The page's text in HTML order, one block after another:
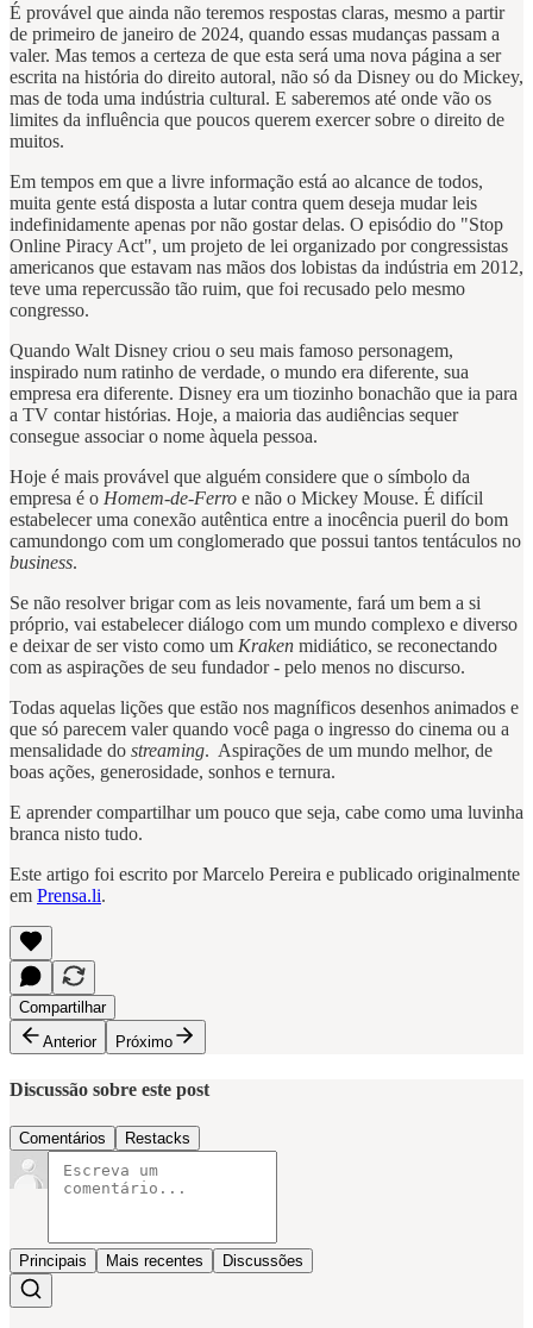
É provável que ainda não teremos respostas claras, mesmo a partir
de primeiro de janeiro de 2024, quando essas mudanças passam a
valer. Mas temos a certeza de que esta será uma nova página a ser
escrita na história do direito autoral, não só da Disney ou do Mickey,
mas de toda uma indústria cultural. E saberemos até onde vão os
limites da influência que poucos querem exercer sobre o direito de
muitos.
Em tempos em que a livre informação está ao alcance de todos,
muita gente está disposta a lutar contra quem deseja mudar leis
indefinidamente apenas por não gostar delas. O episódio do "Stop
Online Piracy Act", um projeto de lei organizado por congressistas
americanos que estavam nas mãos dos lobistas da indústria em 2012,
teve uma repercussão tão ruim, que foi recusado pelo mesmo
congresso.
Quando Walt Disney criou o seu mais famoso personagem,
inspirado num ratinho de verdade, o mundo era diferente, sua
empresa era diferente. Disney era um tiozinho bonachão que ia para
a TV contar histórias. Hoje, a maioria das audiências sequer
consegue associar o nome àquela pessoa.
Hoje é mais provável que alguém considere que o símbolo da
empresa é o Homem-de-Ferro e não o Mickey Mouse. É difícil
estabelecer uma conexão autêntica entre a inocência pueril do bom
camundongo com um conglomerado que possui tantos tentáculos no
business.
Se não resolver brigar com as leis novamente, fará um bem a si
próprio, vai estabelecer diálogo com um mundo complexo e diverso
e deixar de ser visto como um Kraken midiático, se reconectando
com as aspirações de seu fundador - pelo menos no discurso.
Todas aquelas lições que estão nos magníficos desenhos animados e
que só parecem valer quando você paga o ingresso do cinema ou a
mensalidade do streaming. Aspirações de um mundo melhor, de
boas ações, generosidade, sonhos e ternura.
E aprender compartilhar um pouco que seja, cabe como uma luvinha
branca nisto tudo.
Este artigo foi escrito por Marcelo Pereira e publicado originalmente
em Prensa.li.
Compartilhar
Anterior
Próximo
Discussão sobre este post
Comentários Restacks
Principais Mais recentes Discussões